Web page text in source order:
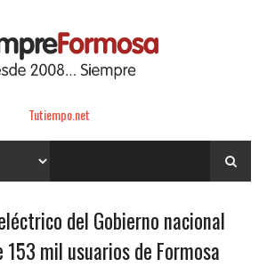
Tutiempo.net
del Gobierno nacional
mil usuarios de Formosa